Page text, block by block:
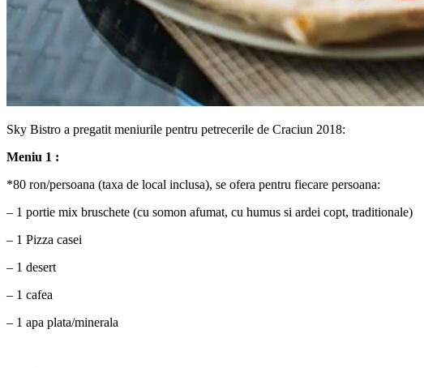
Sky Bistro a pregatit meniurile pentru petrecerile de Craciun 2018:
Meniu 1 :
*80 ron/persoana (taxa de local inclusa), se ofera pentru fiecare persoana:
– 1 portie mix bruschete (cu somon afumat, cu humus si ardei copt, traditionale)
– 1 Pizza casei
– 1 desert
– 1 cafea
– 1 apa plata/minerala